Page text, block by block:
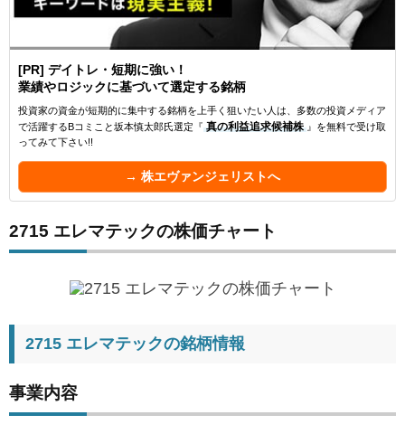
[PR] デイトレ・短期に強い！
業績やロジックに基づいて選定する銘柄
投資家の資金が短期的に集中する銘柄を上手く狙いたい人は、多数の投資メディア
で活躍するBコミこと坂本慎太郎氏選定『 真の利益追求候補株 』を無料で受け取
ってみて下さい!!
→ 株エヴァンジェリストへ
2715 エレマテックの株価チャート
2715 エレマテックの銘柄情報
事業内容